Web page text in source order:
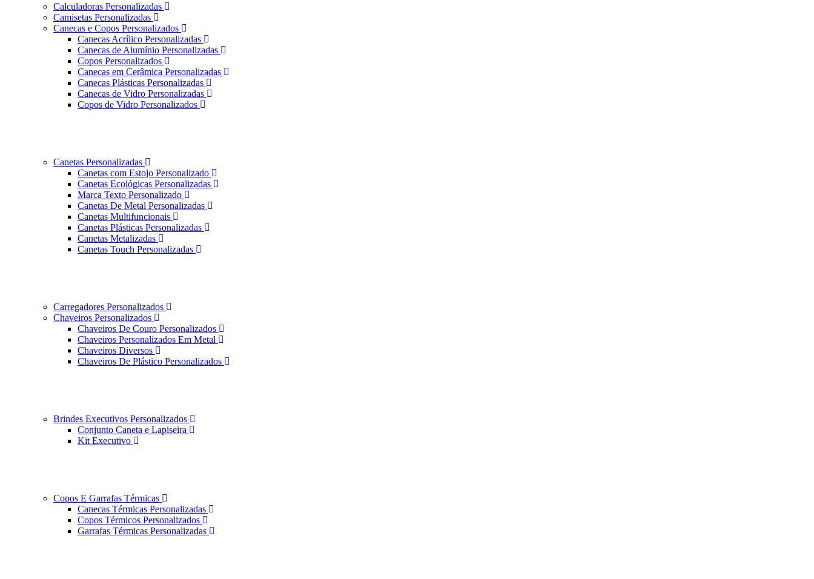
Calculadoras Personalizadas
Camisetas Personalizadas
Canecas e Copos Personalizados
Canecas Acrílico Personalizadas
Canecas de Alumínio Personalizadas
Copos Personalizados
Canecas em Cerâmica Personalizadas
Canecas Plásticas Personalizadas
Canecas de Vidro Personalizadas
Copos de Vidro Personalizados
Canetas Personalizadas
Canetas com Estojo Personalizado
Canetas Ecológicas Personalizadas
Marca Texto Personalizado
Canetas De Metal Personalizadas
Canetas Multifuncionais
Canetas Plásticas Personalizadas
Canetas Metalizadas
Canetas Touch Personalizadas
Carregadores Personalizados
Chaveiros Personalizados
Chaveiros De Couro Personalizados
Chaveiros Personalizados Em Metal
Chaveiros Diversos
Chaveiros De Plástico Personalizados
Brindes Executivos Personalizados
Conjunto Caneta e Lapiseira
Kit Executivo
Copos E Garrafas Térmicas
Canecas Térmicas Personalizadas
Copos Térmicos Personalizados
Garrafas Térmicas Personalizadas